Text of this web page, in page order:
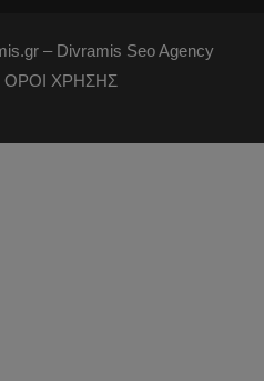
–Divramis Seo Agency
ΟΡΟΙ ΧΡΗΣΗΣ